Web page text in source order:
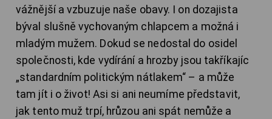
vážnější a vzbuzuje naše obavy. I on dozajista
býval slušně vychovaným chlapcem a možná i
mladým mužem. Dokud se nedostal do osidel
společnosti, kde vydírání a hrozby jsou takříkajíc
„standardním politickým nátlakem“ – a může
tam jít i o život! Asi si ani neumíme představit,
jak tento muž trpí, hrůzou ani spát nemůže a